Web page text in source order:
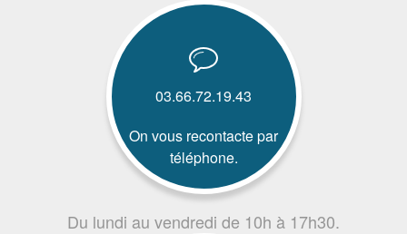
03.66.72.19.43
On vous recontacte par
téléphone.
Du lundi au vendredi de 10h à 17h30.